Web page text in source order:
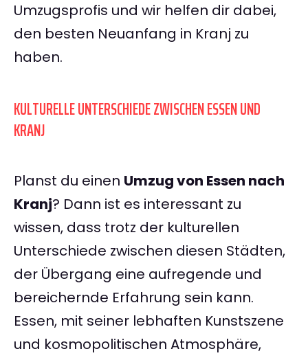
Umzugsprofis und wir helfen dir dabei,
den besten Neuanfang in Kranj zu
haben.
KULTURELLE UNTERSCHIEDE ZWISCHEN ESSEN UND
KRANJ
Planst du einen Umzug von Essen nach
Kranj? Dann ist es interessant zu
wissen, dass trotz der kulturellen
Unterschiede zwischen diesen Städten,
der Übergang eine aufregende und
bereichernde Erfahrung sein kann.
Essen, mit seiner lebhaften Kunstszene
und kosmopolitischen Atmosphäre,